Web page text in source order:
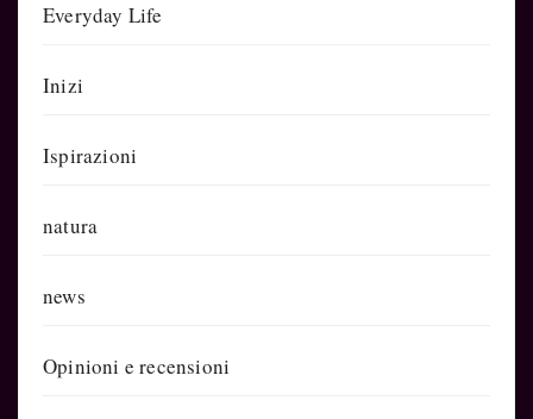
Everyday Life
Inizi
Ispirazioni
natura
news
Opinioni e recensioni